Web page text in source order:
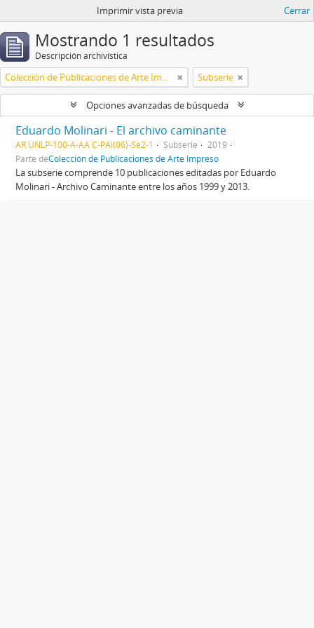
Imprimir vista previa Cerrar
Mostrando 1 resultados
Descripción archivística
Colección de Publicaciones de Arte Impreso Subserie
Opciones avanzadas de búsqueda
Eduardo Molinari - El archivo caminante
AR UNLP-100-A-AA C-PAI(06)-Se2-1 Subserie
2019
Parte deColección de Publicaciones de Arte Impreso
La subserie comprende 10 publicaciones editadas por Eduardo
Molinari - Archivo Caminante entre los años 1999 y 2013.